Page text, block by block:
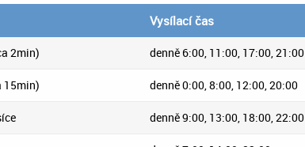
Vysílací čas
2min) denně 6:00, 11:00, 17:00, 21:00
15min) denně 0:00, 8:00, 12:00, 20:00
denně 9:00, 13:00, 18:00, 22:00